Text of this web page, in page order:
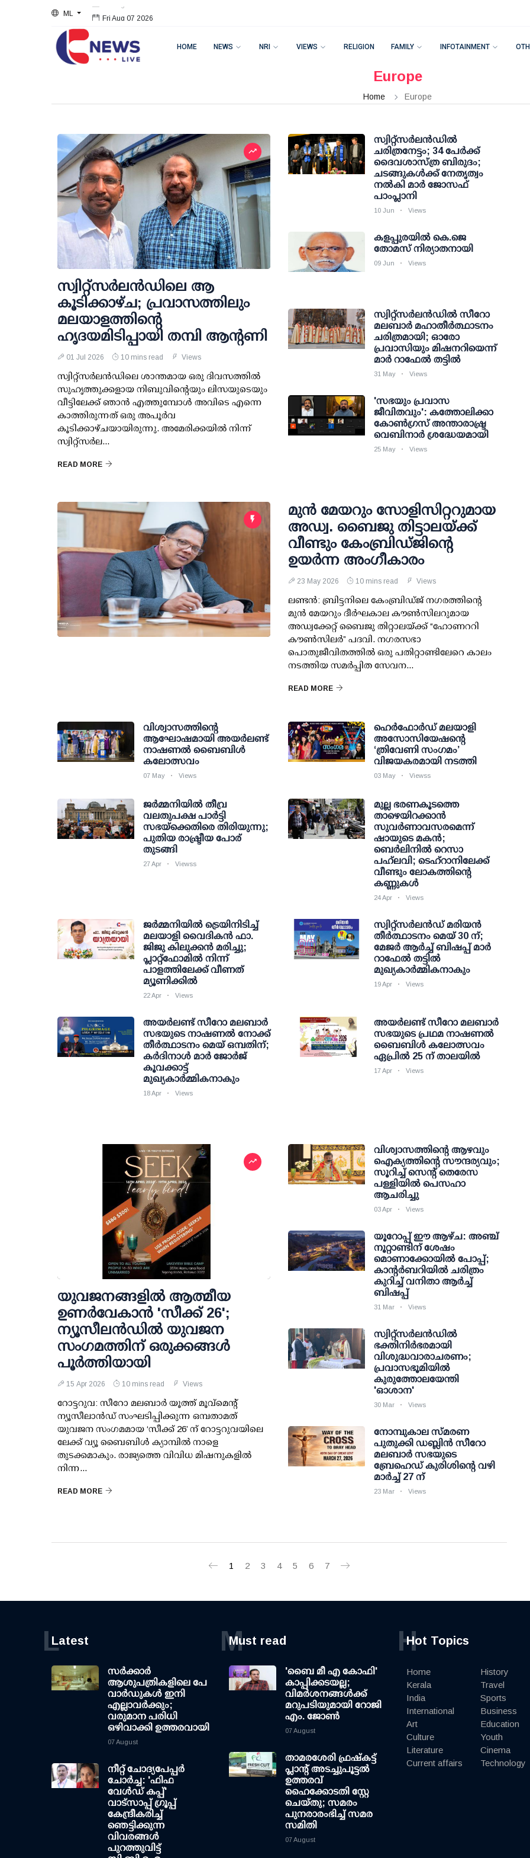
ML Fri Aug 07 2026
HOME NEWS NRI VIEWS RELIGION FAMILY INFOTAINMENT
Europe
Home Europe
സ്വിറ്റ്സർലൻഡിലെ ആ
കൂടിക്കാഴ്ച; പ്രവാസത്തിലും
മലയാളത്തിന്റെ
ഹൃദയമിടിപ്പായി തമ്പി ആന്റണി
01 Jul 2026 10 mins read Views
സ്വിറ്റ്സർലൻഡിലെ ശാന്തമായ ഒരു ദിവസത്തിൽ
സുഹൃത്തുക്കളായ നിബുവിന്റെയും ലിസയുടെയും
വീട്ടിലേക്ക് ഞാൻ എത്തുമ്പോൾ അവിടെ എന്നെ
കാത്തിരുന്നത് ഒരു അപൂർവ
കൂടിക്കാഴ്ചയായിരുന്നു. അമേരിക്കയിൽ നിന്ന്
സ്വിറ്റ്സർല...
READ MORE
സ്വിറ്റ്സർലൻഡിൽ
ചരിത്രനേട്ടം; 34 പേർക്ക്
ദൈവശാസ്ത്ര ബിരുദം;
ചടങ്ങുകൾക്ക് നേതൃത്വം
നൽകി മാർ ജോസഫ്
പാംപ്ലാനി
10 Jun Views
കളപ്പുരയില്‍ കെ.ജെ
തോമസ് നിര്യാതനായി
09 Jun Views
സ്വിറ്റ്‌സർലൻഡിൽ സീറോ
മലബാർ മഹാതീർത്ഥാടനം
ചരിത്രമായി; ഓരോ
പ്രവാസിയും മിഷനറിയെന്ന്
മാർ റാഫേൽ തട്ടിൽ
31 May Views
'സഭയും പ്രവാസ
ജീവിതവും': കത്തോലിക്കാ
കോൺഗ്രസ് അന്താരാഷ്ട്ര
വെബിനാർ ശ്രദ്ധേയമായി
25 May Views
മുൻ മേയറും സോളിസിറ്ററുമായ
അഡ്വ. ബൈജു തിട്ടാലയ്ക്ക്
വീണ്ടും കേംബ്രിഡ്ജിന്റെ
ഉയർന്ന അംഗീകാരം
23 May 2026 10 mins read Views
ലണ്ടൻ: ബ്രിട്ടനിലെ കേംബ്രിഡ്ജ് നഗരത്തിന്റെ
മുൻ മേയറും ദീർഘകാല കൗൺസിലറുമായ
അഡ്വക്കേറ്റ് ബൈജു തിറ്റാലയ്ക്ക് “ഹോണററി
കൗൺസിലർ” പദവി. നഗരസഭാ
പൊതുജീവിതത്തിൽ ഒരു പതിറ്റാണ്ടിലേറെ കാലം
നടത്തിയ സമർപ്പിത സേവന...
READ MORE
വിശ്വാസത്തിന്റെ
ആഘോഷമായി അയർലണ്ട്
നാഷണൽ ബൈബിൾ
കലോത്സവം
07 May Views
ഹെർഫോർഡ് മലയാളി
അസോസിയേഷന്റെ
‘ത്രിവേണി സംഗമം’
വിജയകരമായി നടത്തി
03 May Viewss
ജർമ്മനിയിൽ തീവ്ര
വലതുപക്ഷ പാർട്ടി
സഭയ്‌ക്കെതിരെ തിരിയുന്നു;
പുതിയ രാഷ്ട്രീയ പോര്
തുടങ്ങി
27 Apr Viewss
മുല്ല ഭരണകൂടത്തെ
താഴെയിറക്കാൻ
സുവർണാവസരമെന്ന്
ഷായുടെ മകൻ;
ബെർലിനിൽ റെസാ
പഹ്‌ലവി; ടെഹ്‌റാനിലേക്ക്
വീണ്ടും ലോകത്തിന്റെ
കണ്ണുകൾ
24 Apr Views
ജർമ്മനിയിൽ ട്രെയിനിടിച്ച്
മലയാളി വൈദികൻ ഫാ.
ജിജു കിലുക്കൻ മരിച്ചു;
പ്ലാറ്റ്‌ഫോമിൽ നിന്ന്
പാളത്തിലേക്ക് വീണത്
മ്യൂണിക്കിൽ
22 Apr Views
സ്വിറ്റ്‌സർലൻഡ് മരിയൻ
തീർത്ഥാടനം മെയ് 30 ന്;
മേജർ ആർച്ച് ബിഷപ്പ് മാർ
റാഫേൽ തട്ടിൽ
മുഖ്യകാർമ്മികനാകും
19 Apr Views
അയർലണ്ട് സീറോ മലബാർ
സഭയുടെ നാഷണൽ നോക്ക്
തീർത്ഥാടനം മെയ് ഒമ്പതിന്;
കർദിനാൾ മാർ ജോർജ്
കൂവക്കാട്ട്
മുഖ്യകാർമ്മികനാകും
18 Apr Views
അയർലണ്ട് സീറോ മലബാർ
സഭയുടെ പ്രഥമ നാഷണൽ
ബൈബിൾ കലോത്സവം
ഏപ്രിൽ 25 ന് താലയിൽ
17 Apr Views
യുവജനങ്ങളിൽ ആത്മീയ
ഉണർവേകാൻ 'സീക്ക് 26';
ന്യൂസീലൻഡിൽ യുവജന
സംഗമത്തിന് ഒരുക്കങ്ങൾ
പൂർത്തിയായി
15 Apr 2026 10 mins read Views
റോട്ടറുവ: സീറോ മലബാർ യൂത്ത് മൂവ്മെന്റ്
ന്യൂസീലാൻഡ് സംഘടിപ്പിക്കുന്ന ഒമ്പതാമത്
യുവജന സംഗമമായ ‘സീക്ക് 26’ ന് റോട്ടറുവയിലെ
ലേക്ക് വ്യൂ ബൈബിൾ ക്യാമ്പിൽ നാളെ
തുടക്കമാകും. രാജ്യത്തെ വിവിധ മിഷനുകളിൽ
നിന്ന...
READ MORE
വിശ്വാസത്തിന്റെ ആഴവും
ഐക്യത്തിന്റെ സൗന്ദര്യവും;
സൂറിച്ച് സെന്റ് തെരേസ
പള്ളിയിൽ പെസഹാ
ആചരിച്ചു
03 Apr Views
യൂറോപ്പ് ഈ ആഴ്ച: അഞ്ച്
നൂറ്റാണ്ടിന് ശേഷം
മൊണാക്കോയിൽ പോപ്പ്;
കാന്റർബറിയിൽ ചരിത്രം
കുറിച്ച് വനിതാ ആർച്ച്
ബിഷപ്പ്
31 Mar Views
സ്വിറ്റ്‌സർലൻഡിൽ
ഭക്തിനിർഭരമായി
വിശുദ്ധവാരാചരണം;
പ്രവാസഭൂമിയിൽ
കുരുത്തോലയേന്തി
'ഓശാന'
30 Mar Views
നോമ്പുകാല സ്മരണ
പുതുക്കി ഡബ്ലിൻ സീറോ
മലബാർ സഭയുടെ
ബ്രേഹെഡ് കുരിശിന്റെ വഴി
മാർച്ച് 27 ന്
23 Mar Views
1 2 3 4 5 6 7
Latest
L
സര്‍ക്കാര്‍
ആശുപത്രികളിലെ പേ
വാര്‍ഡുകള്‍ ഇനി
എല്ലാവര്‍ക്കും;
വരുമാന പരിധി
ഒഴിവാക്കി ഉത്തരവായി
07 August
നീറ്റ് ചോദ്യപേപ്പര്‍
ചോര്‍ച്ച: 'ഫിഫ
വേള്‍ഡ് കപ്പ്'
വാട്സാപ്പ് ഗ്രൂപ്പ്
കേന്ദ്രീകരിച്ച്
ഞെട്ടിക്കുന്ന
വിവരങ്ങള്‍
പുറത്തുവിട്ട്
Must read
M
'ബൈ മീ എ കോഫി'
കാപ്പിക്കടയല്ല;
വിമര്‍ശനങ്ങള്‍ക്ക്
മറുപടിയുമായി റോജി
എം. ജോണ്‍
07 August
താമരശേരി ഫ്രഷ്കട്ട്
പ്ലാന്റ് അടച്ചുപൂട്ടൽ
ഉത്തരവ്
ഹൈക്കോടതി സ്റ്റേ
ചെയ്തു; സമരം
പുനരാരംഭിച്ച് സമര
സമിതി
07 August
Hot Topics
H
Home
Kerala
India
International
Art
Culture
Literature
Current affairs
History
Travel
Sports
Business
Education
Youth
Cinema
Technology